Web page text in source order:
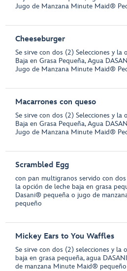
Jugo de Manzana Minute Maid®
Cheeseburger
Se sirve con dos (2) Selecciones y la
Baja en Grasa Pequeña, Agua
Jugo de Manzana Minute Maid®
Macarrones con queso
Se sirve con dos (2) Selecciones y la
Baja en Grasa Pequeña, Agua
Jugo de Manzana Minute Maid®
Scrambled Egg
con pan multigranos servido con
la opción de leche baja en grasa
Dasani® pequeña o jugo de
pequeño
Mickey Ears to You Waffles
Se sirve con dos (2) selecciones y la
baja en grasa pequeña, agua
de manzana Minute Maid® pequeño